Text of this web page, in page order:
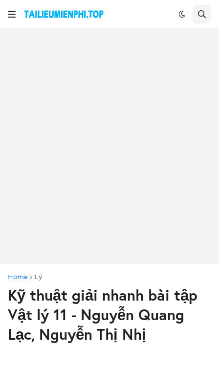
Home Lý
Kỹ thuật giải nhanh bài tập
Vật lý 11 - Nguyễn Quang
Lạc, Nguyễn Thị Nhị